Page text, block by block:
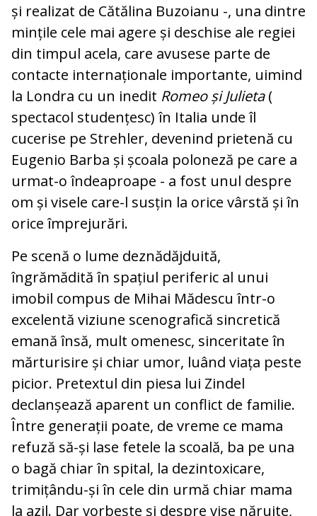
și realizat de Cătălina Buzoianu -, una dintre
mințile cele mai agere și deschise ale regiei
din timpul acela, care avusese parte de
contacte internaționale importante, uimind
la Londra cu un inedit Romeo și Julieta(
spectacol studențesc) în Italia unde îl
cucerise pe Strehler, devenind prietenă cu
Eugenio Barba și școala poloneză pe care a
urmat-o îndeaproape - a fost unul despre
om și visele care-l susțin la orice vârstă și în
orice împrejurări.
Pe scenă o lume deznădăjduită,
îngrămădită în spațiul periferic al unui
imobil compus de Mihai Mădescu într-o
excelentă viziune scenografică sincretică
emană însă, mult omenesc, sinceritate în
mărturisire și chiar umor, luând viața peste
picior. Pretextul din piesa lui Zindel
declanșează aparent un conflict de familie.
Între generații poate, de vreme ce mama
refuză să-și lase fetele la scoală, ba pe una
o bagă chiar în spital, la dezintoxicare,
trimițându-și în cele din urmă chiar mama
la azil. Dar vorbește și despre vise năruite,